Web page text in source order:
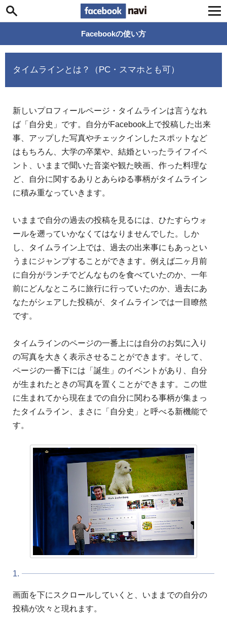
Facebook navi[フェイ
Facebookの使い方
タイムラインとは？（PC・スマホとも可）
新しいプロフィールページ・タイムラインは言うなれ
ば「自分史」です。自分がFacebook上で投稿した出来
事、アップした写真やチェックインしたスポットなど
はもちろん、大学の卒業や、結婚といったライフイベ
ント、いままで聞いた音楽や観た映画、作った料理な
ど、自分に関するありとあらゆる事柄がタイムライン
に積み重なっていきます。
いままで自分の過去の投稿を見るには、ひたすらウォ
ールを遡っていかなくてはなりませんでした。しか
し、タイムライン上では、過去の出来事にもあっとい
うまにジャンプすることができます。例えば二ヶ月前
に自分がランチでどんなものを食べていたのか、一年
前にどんなところに旅行に行っていたのか、過去にあ
なたがシェアした投稿が、タイムラインでは一目瞭然
です。
タイムラインのページの一番上には自分のお気に入り
の写真を大きく表示させることができます。そして、
ページの一番下には「誕生」のイベントがあり、自分
が生まれたときの写真を置くことができます。この世
に生まれてから現在までの自分に関わる事柄が集まっ
たタイムライン、まさに「自分史」と呼べる新機能で
す。
1.
画面を下にスクロールしていくと、いままでの自分の
投稿が次々と現れます。